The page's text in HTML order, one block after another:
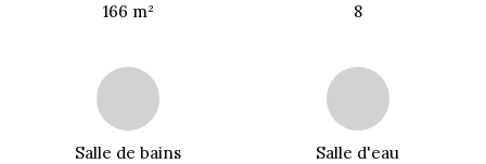
166 m²
8
Salle de bains
Salle d'eau